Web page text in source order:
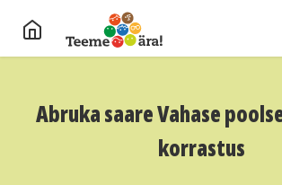
Abruka saare Vahase
korrastus